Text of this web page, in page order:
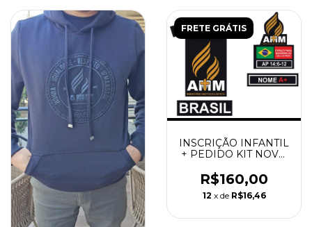
FRETE GRÁTIS
INSCRIÇÃO INFANTIL
+ PEDIDO KIT NOVO
DA CAMISETA
MANGA LONGA
R$160,00
12 x de R$16,46